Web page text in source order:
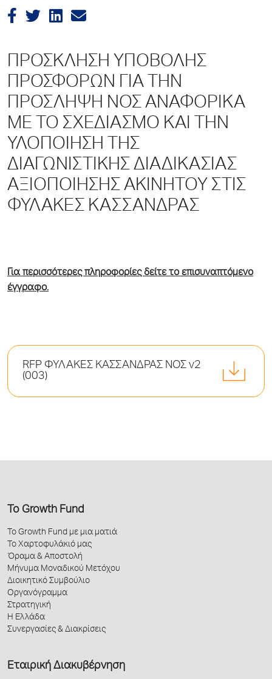
ΠΡΟΣΚΛΗΣΗ ΥΠΟΒΟΛΗΣ
ΠΡΟΣΦΟΡΩΝ ΓΙΑ ΤΗΝ
ΠΡΟΣΛΗΨΗ ΝΟΣ ΑΝΑΦΟΡΙΚΑ
ΜΕ ΤΟ ΣΧΕΔΙΑΣΜΟ ΚΑΙ ΤΗΝ
ΥΛΟΠΟΙΗΣΗ ΤΗΣ
ΔΙΑΓΩΝΙΣΤΙΚΗΣ ΔΙΑΔΙΚΑΣΙΑΣ
ΑΞΙΟΠΟΙΗΣΗΣ ΑΚΙΝΗΤΟΥ ΣΤΙΣ
ΦΥΛΑΚΕΣ ΚΑΣΣΑΝΔΡΑΣ
Για περισσότερες πληροφορίες δείτε το επισυναπτόμενο
έγγραφο.
RFP ΦΥΛΑΚΕΣ ΚΑΣΣΑΝΔΡΑΣ ΝΟΣ v2
(003)
Το Growth Fund
Το Growth Fund με μια ματιά
Το Χαρτοφυλάκιό μας
Όραμα & Αποστολή
Μήνυμα Μοναδικού Μετόχου
Διοικητικό Συμβούλιο
Οργανόγραμμα
Στρατηγική
Η Ελλάδα
Συνεργασίες & Διακρίσεις
Εταιρική Διακυβέρνηση